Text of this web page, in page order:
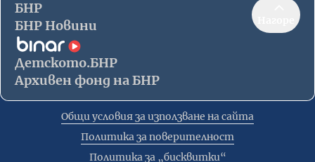
БНР
БНР Новини
Детското.БНР
Архивен фонд на БНР
Общи условия за използване на сайта
Политика за поверителност
Политика за „бисквитки“